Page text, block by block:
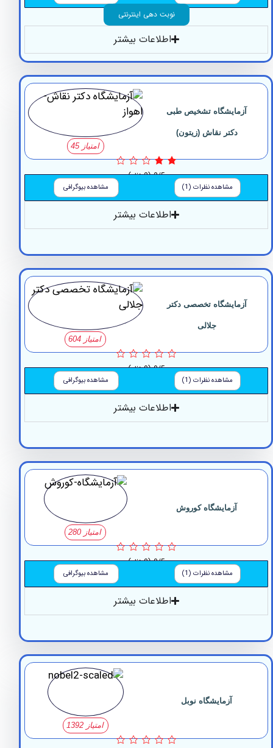
نوبت دهی اینترنتی
اطلاعات بیشتر
تشخیص طبی
دکتر نقاش (زیتون)
2/5 (2 نظر)
مشاهده نظرات (1) مشاهده بیوگرافی
اطلاعات بیشتر
تخصصی دکتر
0/5 (0 نظر)
مشاهده نظرات (1) مشاهده بیوگرافی
اطلاعات بیشتر
آزمایشگاه کوروش
0/5 (0 نظر)
مشاهده نظرات (1) مشاهده بیوگرافی
اطلاعات بیشتر
آزمایشگاه نوبل